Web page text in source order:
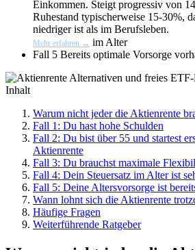
Einkommen. Steigt progressiv von
Ruhestand typischerweise 15-30%,
niedriger ist als im Berufsleben.
Mehr erfahren → im Alter
Fall 5 Bereits optimale Vorsorge
Inhalt
Warum nicht jeder die Aktienrente
Fall 1: Du hast hohe Schulden
Fall 2: Du bist über 55 und startest
Aktienrente
Fall 3: Du brauchst maximale
Fall 4: Dein Steuersatz im Alter ist
Fall 5: Deine Altersvorsorge ist
Wann lohnt sich die Aktienrente
Häufige Fragen
Weiterführende Ratgeber